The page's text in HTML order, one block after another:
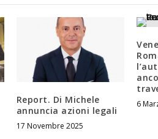
Report. Di Michele
annuncia azioni legali
17 Novembre 2025
6